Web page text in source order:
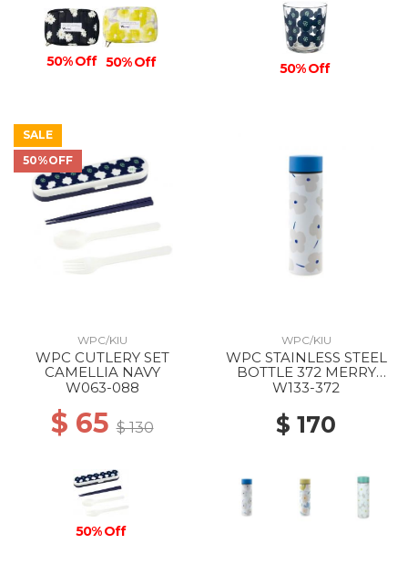
50% Off 50% Off 50% Off
SALE
50%OFF
WPC/KIU
WPC CUTLERY SET
CAMELLIA NAVY
W063-088
$ 65$ 130
50% Off
WPC/KIU
WPC STAINLESS STEEL
BOTTLE 372 MERRY
FLOWER OFF
W133-372
$ 170